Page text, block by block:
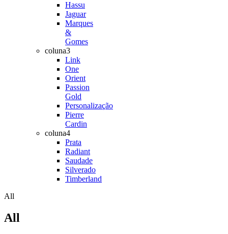
Hassu
Jaguar
Marques
&
Gomes
coluna3
Link
One
Orient
Passion
Gold
Personalização
Pierre
Cardin
coluna4
Prata
Radiant
Saudade
Silverado
Timberland
All
All